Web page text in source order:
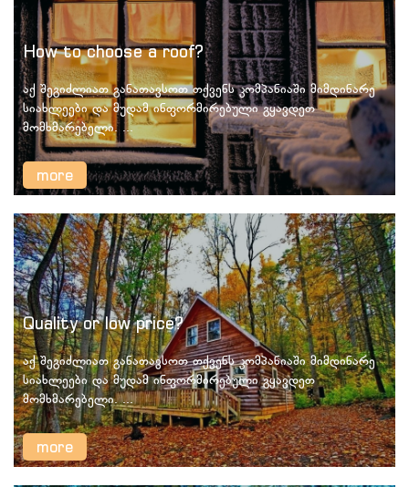
How to choose a roof?
აქ შეგიძლიათ განათავსოთ თქვენს კომპანიაში მიმდინარე
სიახლეები და მუდამ ინფორმირებული გყავდეთ
მომხმარებელი. ...
more
Quality or low price?
აქ შეგიძლიათ განათავსოთ თქვენს კომპანიაში მიმდინარე
სიახლეები და მუდამ ინფორმირებული გყავდეთ
მომხმარებელი. ...
more